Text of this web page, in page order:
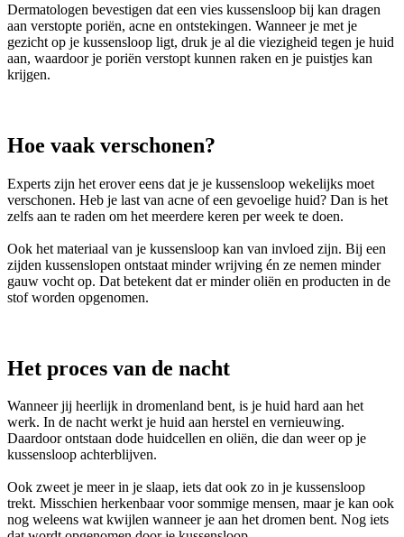
Dermatologen bevestigen dat een vies kussensloop bij kan dragen
aan verstopte poriën, acne en ontstekingen. Wanneer je met je
gezicht op je kussensloop ligt, druk je al die viezigheid tegen je huid
aan, waardoor je poriën verstopt kunnen raken en je puistjes kan
krijgen.
Hoe vaak verschonen?
Experts zijn het erover eens dat je je kussensloop wekelijks moet
verschonen. Heb je last van acne of een gevoelige huid? Dan is het
zelfs aan te raden om het meerdere keren per week te doen.
Ook het materiaal van je kussensloop kan van invloed zijn. Bij een
zijden kussenslopen ontstaat minder wrijving én ze nemen minder
gauw vocht op. Dat betekent dat er minder oliën en producten in de
stof worden opgenomen.
Het proces van de nacht
Wanneer jij heerlijk in dromenland bent, is je huid hard aan het
werk. In de nacht werkt je huid aan herstel en vernieuwing.
Daardoor ontstaan dode huidcellen en oliën, die dan weer op je
kussensloop achterblijven.
Ook zweet je meer in je slaap, iets dat ook zo in je kussensloop
trekt. Misschien herkenbaar voor sommige mensen, maar je kan ook
nog weleens wat kwijlen wanneer je aan het dromen bent. Nog iets